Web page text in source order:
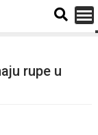
rupe u